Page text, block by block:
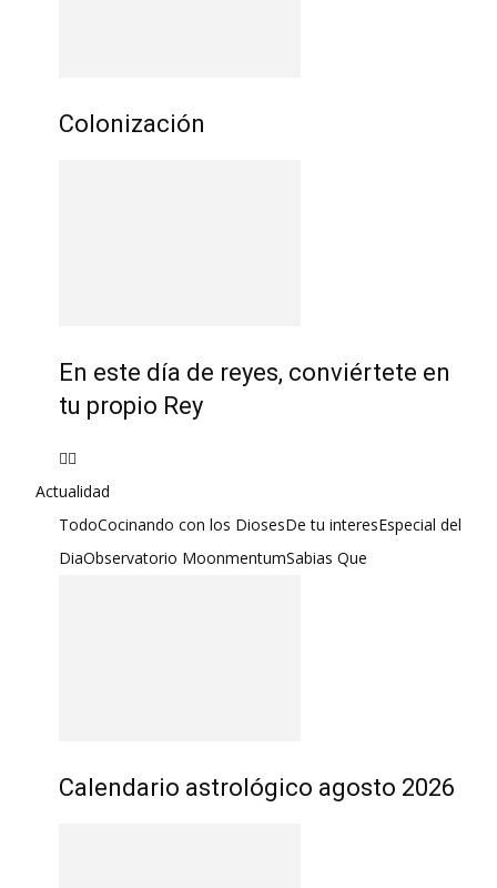
Colonización
En este día de reyes, conviértete en
tu propio Rey
Actualidad
TodoCocinando con los DiosesDe tu interesEspecial del
DiaObservatorio MoonmentumSabias Que
Calendario astrológico agosto 2026